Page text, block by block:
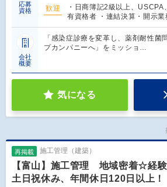
応募
資格
歓迎
・日商簿記2級以上、
有資格者 ・連結決算・開示
会社
概要
「感染症診療を変革し、薬剤耐性菌
プカンパニーへ」をミッショ…
気になる
再掲載 施工管理（建築）
【富山】施工管理 地域密着☆経
土日祝休み、年間休日120日以上！